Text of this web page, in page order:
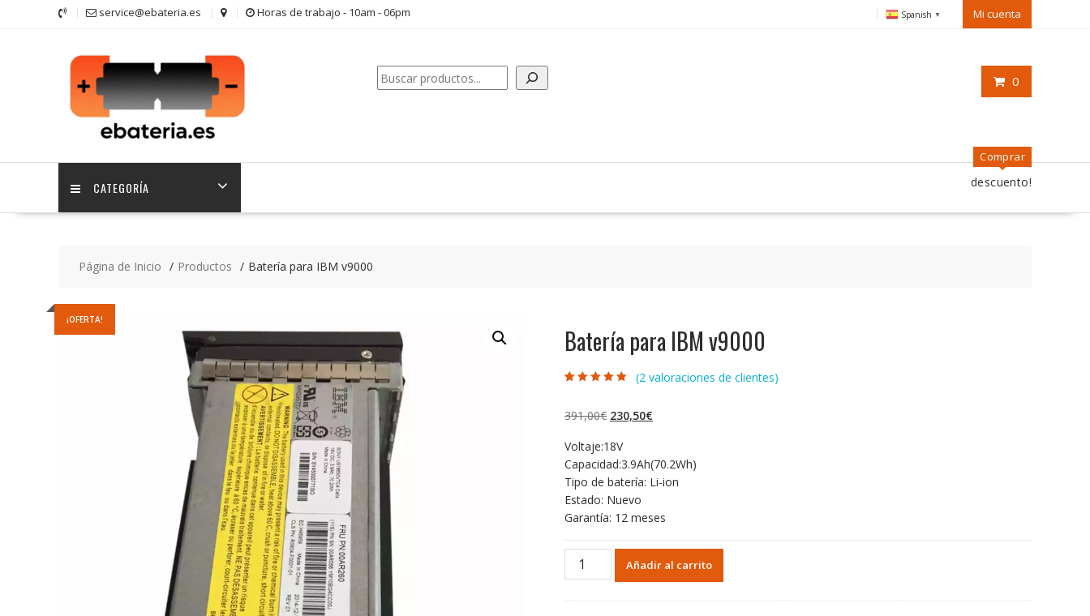
service@ebateria.es Horas de trabajo - 10am - 06pm Spanish ▼ Mi cuenta
0
Buscar
CATEGORÍA
Comprar
descuento!
Página de Inicio Productos Batería para IBM v9000
¡OFERTA!
Batería para IBM v9000
base a
valoraciones de
(2 valoraciones de clientes)
391,00€ El
original
era:
391,00€.
230,50€El
es:
230,50€.
Voltaje:18V
Capacidad:3.9Ah(70.2Wh)
Tipo de batería: Li-ion
Estado: Nuevo
Garantía: 12 meses
Batería
Añadir al carrito